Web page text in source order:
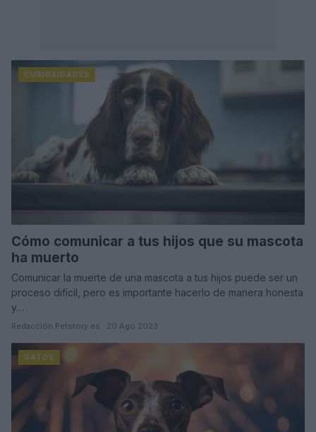
CURIOSIDADES
Cómo comunicar a tus hijos que su mascota
ha muerto
Comunicar la muerte de una mascota a tus hijos puede ser un
proceso difícil, pero es importante hacerlo de manera honesta
y…
Redacción Petstory.es · 20 Ago 2023
GATOS